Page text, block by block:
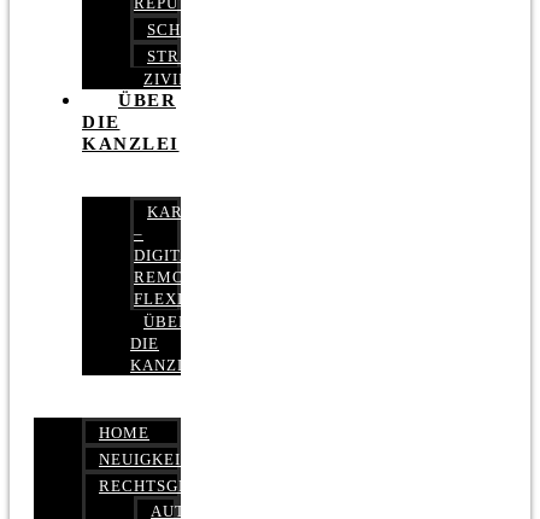
SCHUFARECHT
STRAFRECHT
ZIVILRECHT
ÜBER
DIE
KANZLEI
KARRIERE
–
DIGITAL,
REMOTE,
FLEXIBEL
ÜBER
DIE
KANZLEI
HOME
NEUIGKEITEN
RECHTSGEBIETE
AUTOBETRUG